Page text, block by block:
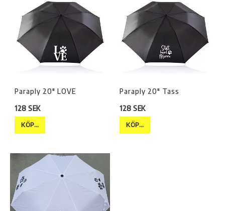
Paraply 20" LOVE
128 SEK
KÖP…
Paraply 20" Tass
128 SEK
KÖP…